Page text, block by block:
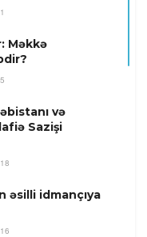
1
Məkkə
5
və
Sazişi
18
əsilli idmançıya
16